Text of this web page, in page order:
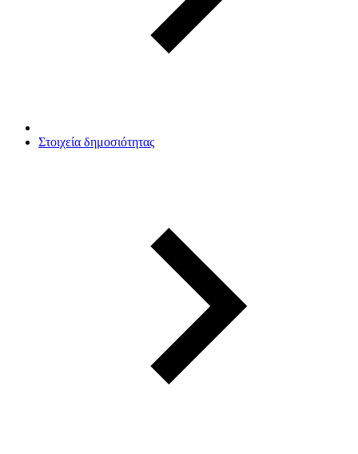
Στοιχεία δημοσιότητας